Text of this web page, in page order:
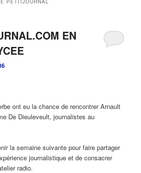
PETITJOURNAL
EN
ont eu la chance de rencontrer Arnault
De Dieuleveult, journalistes au
la semaine suivante pour faire partager
journalistique et de consacrer
radio.